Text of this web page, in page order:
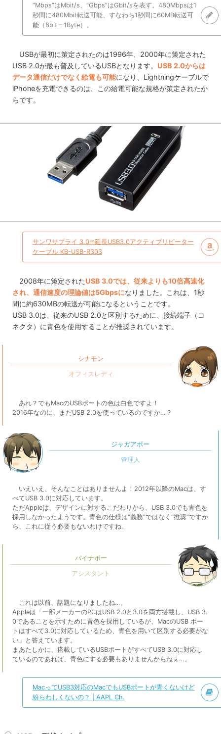
“Mbps”はMbit/s、“Gbps”はGbit/sを表す。480Mbpsは1
秒間に480Mbit転送可能、すなわち1秒間に60MB転送可
能（8bit＝1Byte）。
USBが最初に策定されたのは1996年、2000年に策定された
USB 2.0が最も普及しているUSBとなります。 USB 2.0からは
データ通信だけでなく給電も可能になり、Lightningケーブルで
iPhoneを充電できるのは、この給電可能な規格が策定されたか
らです。
サンワサプライ 3.0m延長USB3.0アクティブリピーター
ケーブル KB-USB-R303
2008年に策定されたUSB 3.0では、従来よりも10倍高速化
され、通信速度の理論値は5Gbpsになりました。これは、1秒
間に約630MBの転送が可能になるということです。
USB 3.0は、従来のUSB 2.0と区別するために、接続端子（コ
ネクタ）に青色を使用することが推奨されています。
シナモン
あれ？でもMacのUSBポートの色は白色ですよ！
2016年なのに、まだUSB 2.0を使っているのですか…？
ジャガアポー
いえいえ、そんなことはありませんよ！2012年以降のMacは、す
べてUSB 3.0に対応しています。
ただAppleは、デザインに対するこだわりから、USB 3.0でも青色を
採用しなかったようです。青色の仕様は“義務”ではなく“推奨”ですか
ら、これに従う必要もないわけですね。
パイナポー
これは以前、話題になりましたね…。
Appleは「一部メーカーのPCはUSB 2.0と3.0を両方搭載し、USB 3.
0であることを示すために青色を採用しているが、MacのUSB ポー
トはすべて3.0に対応しているため、青色を用いて区別する必要がな
い」と答えています。
まあたしかに、搭載しているUSBポートがすべてUSB 3.0に対応し
ているのであれば、青色にする必要もありませんからねぇ…。
MacってUSB3対応のMacでもUSBポートが青くないけど
紛らわしくないの？ | AAPL Ch.